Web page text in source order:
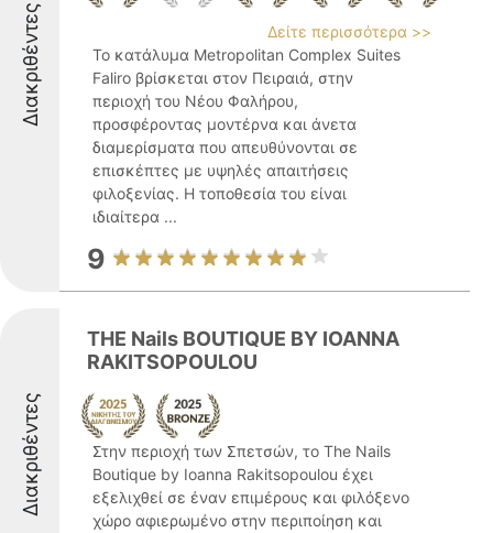
Διακριθέντες
Δείτε περισσότερα >>
Το κατάλυμα Metropolitan Complex Suites
Faliro βρίσκεται στον Πειραιά, στην
περιοχή του Νέου Φαλήρου,
προσφέροντας μοντέρνα και άνετα
διαμερίσματα που απευθύνονται σε
επισκέπτες με υψηλές απαιτήσεις
φιλοξενίας. Η τοποθεσία του είναι
ιδιαίτερα ...
9
Διακριθέντες
THE Nails BOUTIQUE BY IOANNA
RAKITSOPOULOU
Στην περιοχή των Σπετσών, το The Nails
Boutique by Ioanna Rakitsopoulou έχει
εξελιχθεί σε έναν επιμέρους και φιλόξενο
χώρο αφιερωμένο στην περιποίηση και